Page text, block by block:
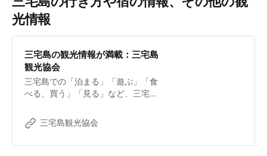
光情報
三宅島の観光情報が満載：三宅島
観光協会
三宅島での「泊まる」「遊ぶ」「食
べる、買う」「見る」など、三宅島
光協会公式サイトです。
三宅島観光協会